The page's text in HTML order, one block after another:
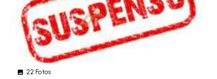
22 Fotos